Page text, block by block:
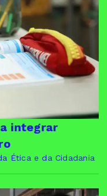
integrar
Ética e da Cidadania